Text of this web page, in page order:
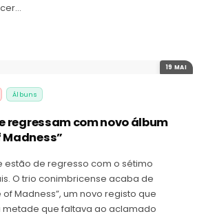
19 MAI
Álbuns
regressam com novo álbum
Madness”
estão de regresso com o sétimo
O trio conimbricense acaba de
of Madness”, um novo registo que
que faltava ao aclamado